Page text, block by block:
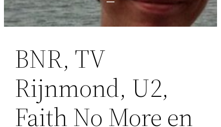
BNR, TV
Rijnmond, U2,
Faith No More en